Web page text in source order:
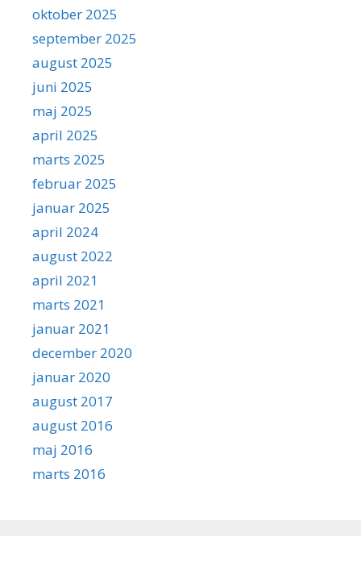
oktober 2025
september 2025
august 2025
juni 2025
maj 2025
april 2025
marts 2025
februar 2025
januar 2025
april 2024
august 2022
april 2021
marts 2021
januar 2021
december 2020
januar 2020
august 2017
august 2016
maj 2016
marts 2016